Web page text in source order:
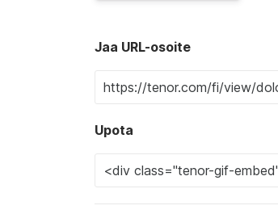
Jaa URL-osoite
Upota